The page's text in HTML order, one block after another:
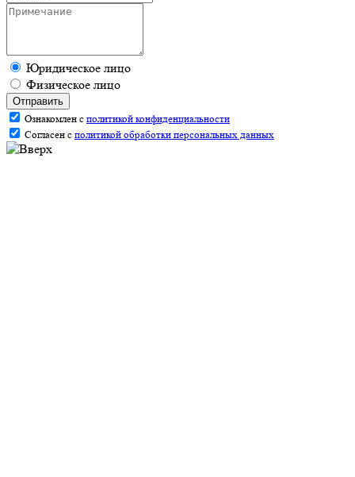
Юридическое лицо
Физическое лицо
Отправить
Ознакомлен с политикой конфиденциальности
Согласен с политикой обработки персональных данных